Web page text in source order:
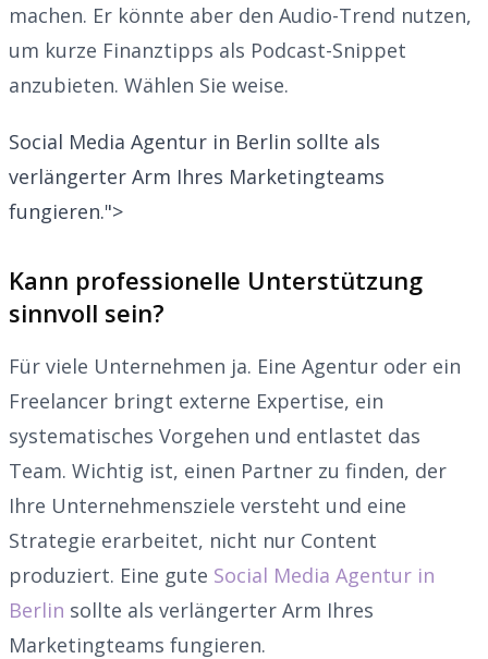
machen. Er könnte aber den Audio-Trend nutzen,
um kurze Finanztipps als Podcast-Snippet
anzubieten. Wählen Sie weise.
Social Media Agentur in Berlin sollte als
verlängerter Arm Ihres Marketingteams
fungieren.">
Kann professionelle Unterstützung
sinnvoll sein?
Für viele Unternehmen ja. Eine Agentur oder ein
Freelancer bringt externe Expertise, ein
systematisches Vorgehen und entlastet das
Team. Wichtig ist, einen Partner zu finden, der
Ihre Unternehmensziele versteht und eine
Strategie erarbeitet, nicht nur Content
produziert. Eine gute Social Media Agentur in
Berlin sollte als verlängerter Arm Ihres
Marketingteams fungieren.